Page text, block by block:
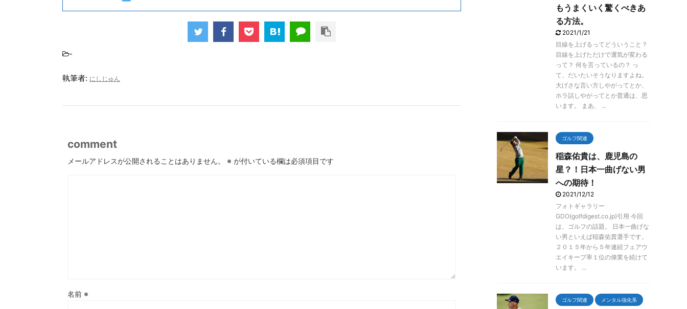
-
執筆者: にしじゅん
comment
メールアドレスが公開されることはありません。 ※ が付いている欄は必須項目です
名前 ※
もうまくいく驚くべきあ
る方法。
2021/1/21
目線を上げるってどういうこと？
目線を上げただけで運気が変わる
って？ 何を言っているの？ っ
て、だいたいそうなりますよね。
大げさな言い方しやがってとか、
ホラ話しやがってとか普通は、思
います。 まあ、 ...
ゴルフ関連
稲森佑貴は、鹿児島の
星？！日本一曲げない男
への期待！
2021/12/12
フォトギャラリー
GDO(golfdigest.co.jp)引用 今回
は、ゴルフの話題。 日本一曲げな
い男といえば稲森佑貴選手です。
２０１５年から５年連続フェアウ
エイキープ率１位の偉業を続けて
います。 ...
ゴルフ関連 メンタル強化系